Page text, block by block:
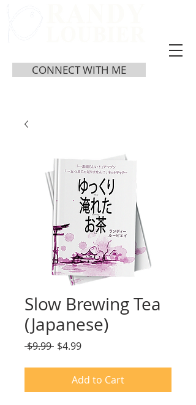
CONNECT WITH ME
Slow Brewing Tea
(Japanese)
$9.99 Regular
$4.99Sale
Add to Cart